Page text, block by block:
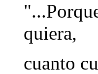
quiera,
cuanto